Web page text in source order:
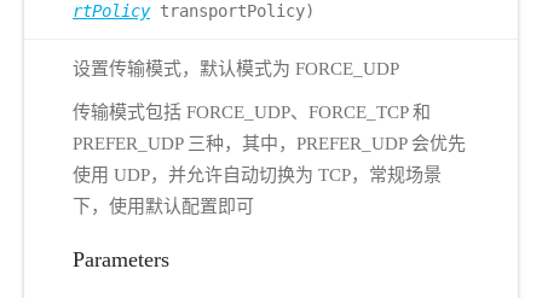
rtPolicytransportPolicy)
设置传输模式，默认模式为 FORCE_UDP
传输模式包括 FORCE_UDP、FORCE_TCP 和
PREFER_UDP 三种，其中，PREFER_UDP 会优先
使用 UDP，并允许自动切换为 TCP，常规场景
下，使用默认配置即可
Parameters